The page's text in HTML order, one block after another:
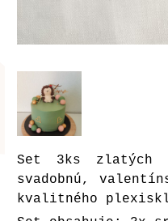
Set 3ks zlatých
svadobnú,
kvalitného